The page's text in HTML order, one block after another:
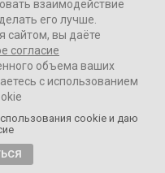
взаимодействие
его лучше.
сайтом, вы даёте
согласие
объема ваших
с использованием
cookie и даю